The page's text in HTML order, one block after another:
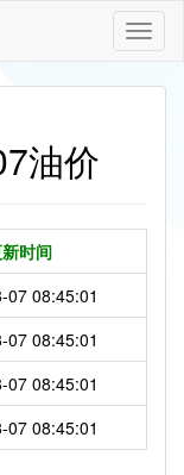
Toggle
油价
时间
07 08:45:01
07 08:45:01
07 08:45:01
07 08:45:01